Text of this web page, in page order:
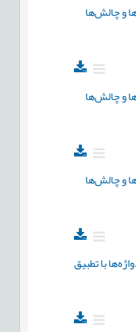
و چالش‌ها
و چالش‌ها
و چالش‌ها
با تطبیق